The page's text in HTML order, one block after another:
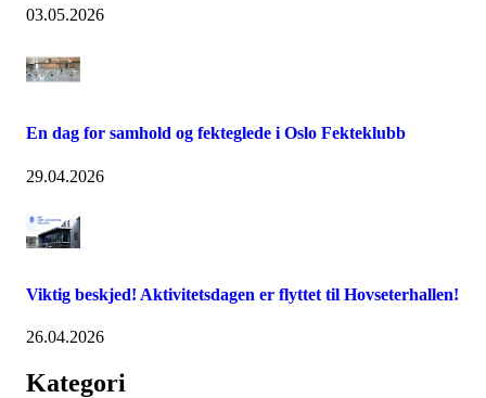
03.05.2026
En dag for samhold og fekteglede i Oslo Fekteklubb
29.04.2026
Viktig beskjed! Aktivitetsdagen er flyttet til Hovseterhallen!
26.04.2026
Kategori